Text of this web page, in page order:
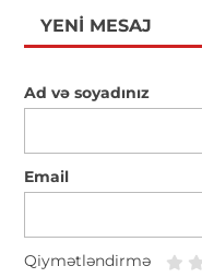
YENI MESAJ
Ad və soyadınız
Email
Qiymətləndirmə